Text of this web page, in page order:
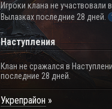
Игроки клана не участвовали в
Вылазках последние 28 дней.
Наступления
Клан не сражался в
последние 28 дней.
Укрепрайон